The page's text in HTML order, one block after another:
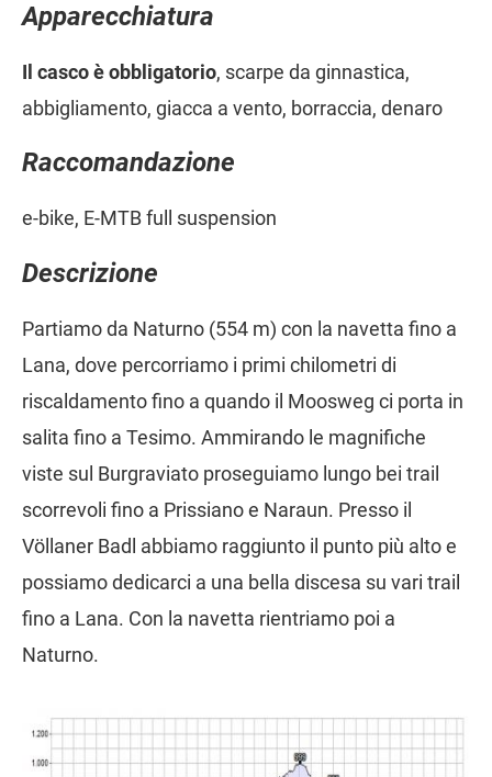
Apparecchiatura
Il casco è obbligatorio, scarpe da ginnastica,
abbigliamento, giacca a vento, borraccia, denaro
Raccomandazione
e-bike, E-MTB full suspension
Descrizione
Partiamo da Naturno (554 m) con la navetta fino a
Lana, dove percorriamo i primi chilometri di
riscaldamento fino a quando il Moosweg ci porta in
salita fino a Tesimo. Ammirando le magnifiche
viste sul Burgraviato proseguiamo lungo bei trail
scorrevoli fino a Prissiano e Naraun. Presso il
Völlaner Badl abbiamo raggiunto il punto più alto e
possiamo dedicarci a una bella discesa su vari trail
fino a Lana. Con la navetta rientriamo poi a
Naturno.